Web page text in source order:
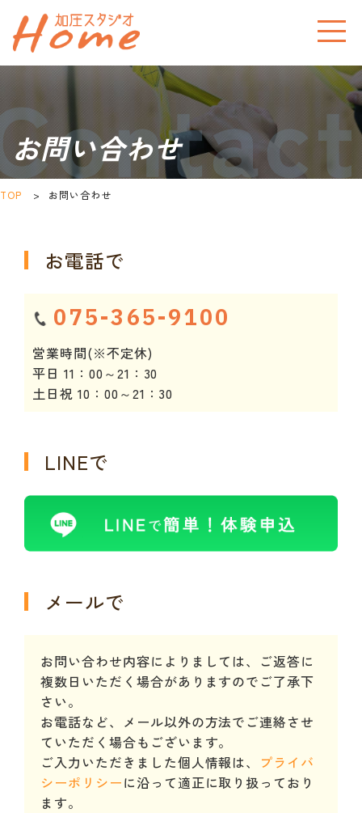
お問い合わせ
TOP > お問い合わせ
お電話で
075-365-9100
営業時間(※不定休)
平日 11：00～21：30
土日祝 10：00～21：30
LINEで
メールで
お問い合わせ内容によりましては、ご返答に
複数日いただく場合がありますのでご了承下
さい。
お電話など、メール以外の方法でご連絡させ
ていただく場合もございます。
ご入力いただきました個人情報は、
プライバ
シーポリシーに沿って適正に取り扱っており
ます。